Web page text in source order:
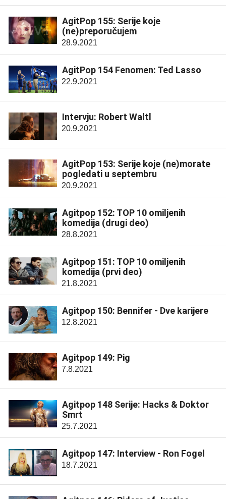
AgitPop 155: Serije koje
(ne)preporučujem
28.9.2021
AgitPop 154 Fenomen: Ted Lasso
22.9.2021
Intervju: Robert Waltl
20.9.2021
AgitPop 153: Serije koje (ne)morate
pogledati u septembru
20.9.2021
Agitpop 152: TOP 10 omiljenih
komedija (drugi deo)
28.8.2021
Agitpop 151: TOP 10 omiljenih
komedija (prvi deo)
21.8.2021
Agitpop 150: Bennifer - Dve karijere
12.8.2021
Agitpop 149: Pig
7.8.2021
Agitpop 148 Serije: Hacks & Doktor
Smrt
25.7.2021
Agitpop 147: Interview - Ron Fogel
18.7.2021